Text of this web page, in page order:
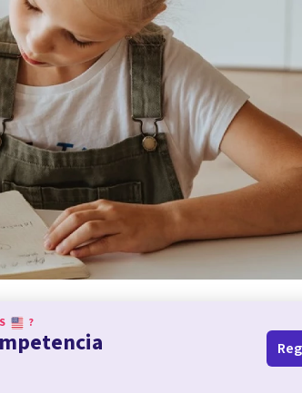
?